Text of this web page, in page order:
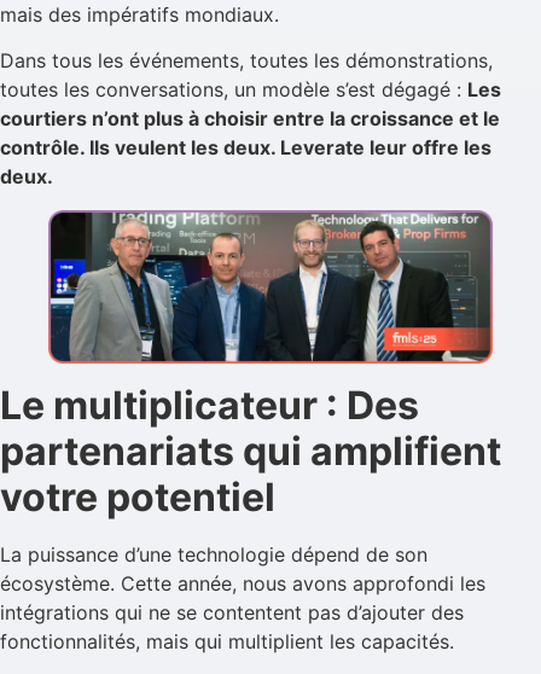
mais des impératifs mondiaux.
Dans tous les événements, toutes les démonstrations,
toutes les conversations, un modèle s’est dégagé : Les
courtiers n’ont plus à choisir entre la croissance et le
contrôle. Ils veulent les deux. Leverate leur offre les
deux.
Le multiplicateur : Des
partenariats qui amplifient
votre potentiel
La puissance d’une technologie dépend de son
écosystème. Cette année, nous avons approfondi les
intégrations qui ne se contentent pas d’ajouter des
fonctionnalités, mais qui multiplient les capacités.